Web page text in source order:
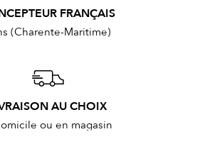
FRANÇAIS
(Charente-Maritime)
AU CHOIX
ou en magasin